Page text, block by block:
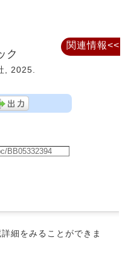
ク
, 2025.
細をみることができま
関連情報<<